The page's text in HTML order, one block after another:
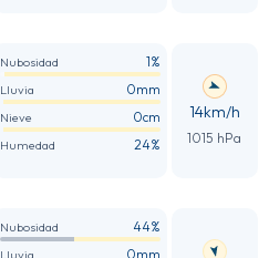
Nubosidad 1%
Lluvia 0mm
Nieve 0cm
Humedad 24%
14km/h
1015 hPa
Nubosidad 44%
0mm